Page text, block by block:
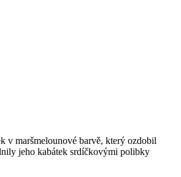
v maršmelounové barvě, který ozdobil
jeho kabátek srdíčkovými polibky